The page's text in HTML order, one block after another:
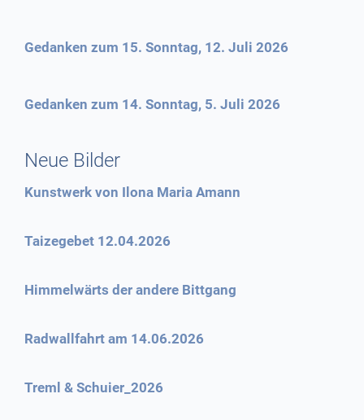
Gedanken zum 15. Sonntag, 12. Juli 2026
Gedanken zum 14. Sonntag, 5. Juli 2026
Neue Bilder
Kunstwerk von Ilona Maria Amann
Taizegebet 12.04.2026
Himmelwärts der andere Bittgang
Radwallfahrt am 14.06.2026
Treml & Schuier_2026